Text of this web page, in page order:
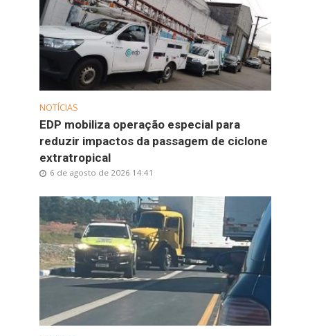
NOTÍCIAS
EDP mobiliza operação especial para
reduzir impactos da passagem de ciclone
extratropical
6 de agosto de 2026 14:41